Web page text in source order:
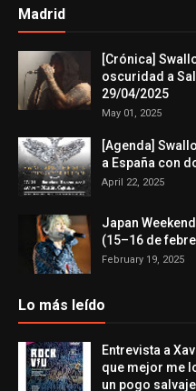
Madrid
[Crónica]
oscuridad a
29/04/2025
May 01, 2025
[Agenda]
a España con
April 22, 2025
Japan
(15–16 de
February 19, 2025
Lo más leído
Entrevista a
que mejor me
un pogo